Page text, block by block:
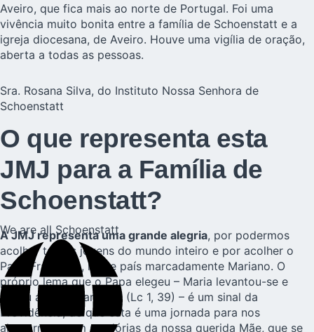
Aveiro, que fica mais ao norte de Portugal. Foi uma
vivência muito bonita entre a família de Schoenstatt e a
igreja diocesana, de Aveiro. Houve uma vigília de oração,
aberta a todas as pessoas.
Sra. Rosana Silva, do Instituto Nossa Senhora de
Schoenstatt
O que representa esta
JMJ para a Família de
Schoenstatt?
A JMJ representa uma grande alegria, por podermos
acolher tantos jovens do mundo inteiro e por acolher o
Papa Francisco, neste país marcadamente Mariano. O
próprio lema que o Papa elegeu – Maria levantou-se e
partiu apressadamente (Lc 1, 39) – é um sinal da
Providência, de que esta é uma jornada para nos
alegrarmos com as glórias da nossa querida Mãe, que se
We are all Schoenstatt